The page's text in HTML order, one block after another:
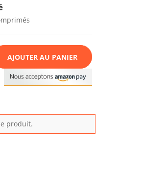
AJOUTER AU PANIER
produit.